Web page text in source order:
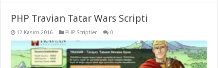
PHP Travian Tatar Wars Scripti
12 Kasım 2016 PHP Scriptler 0